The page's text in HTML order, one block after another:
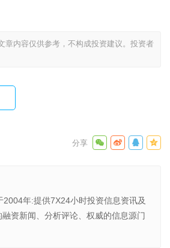
章内容仅供参考，不构成投资建议。投资者
年:提供7X24小时投资信息资讯及
资新闻、分析评论、权威的信息源门